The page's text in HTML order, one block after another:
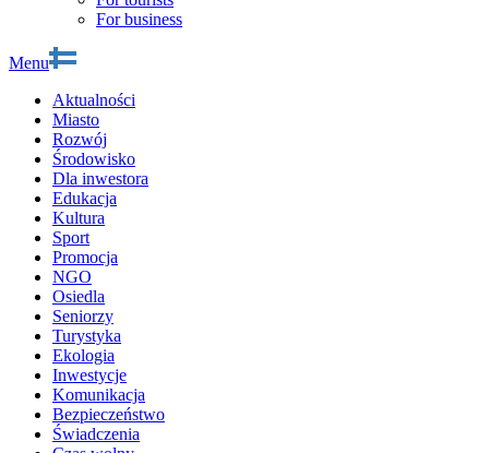
For business
Menu
Aktualności
Miasto
Rozwój
Środowisko
Dla inwestora
Edukacja
Kultura
Sport
Promocja
NGO
Osiedla
Seniorzy
Turystyka
Ekologia
Inwestycje
Komunikacja
Bezpieczeństwo
Świadczenia